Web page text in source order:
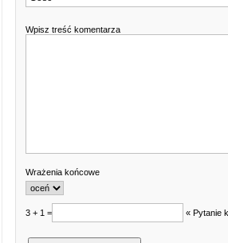
Wpisz treść komentarza
Wrażenia końcowe
3 + 1 = « Pytanie